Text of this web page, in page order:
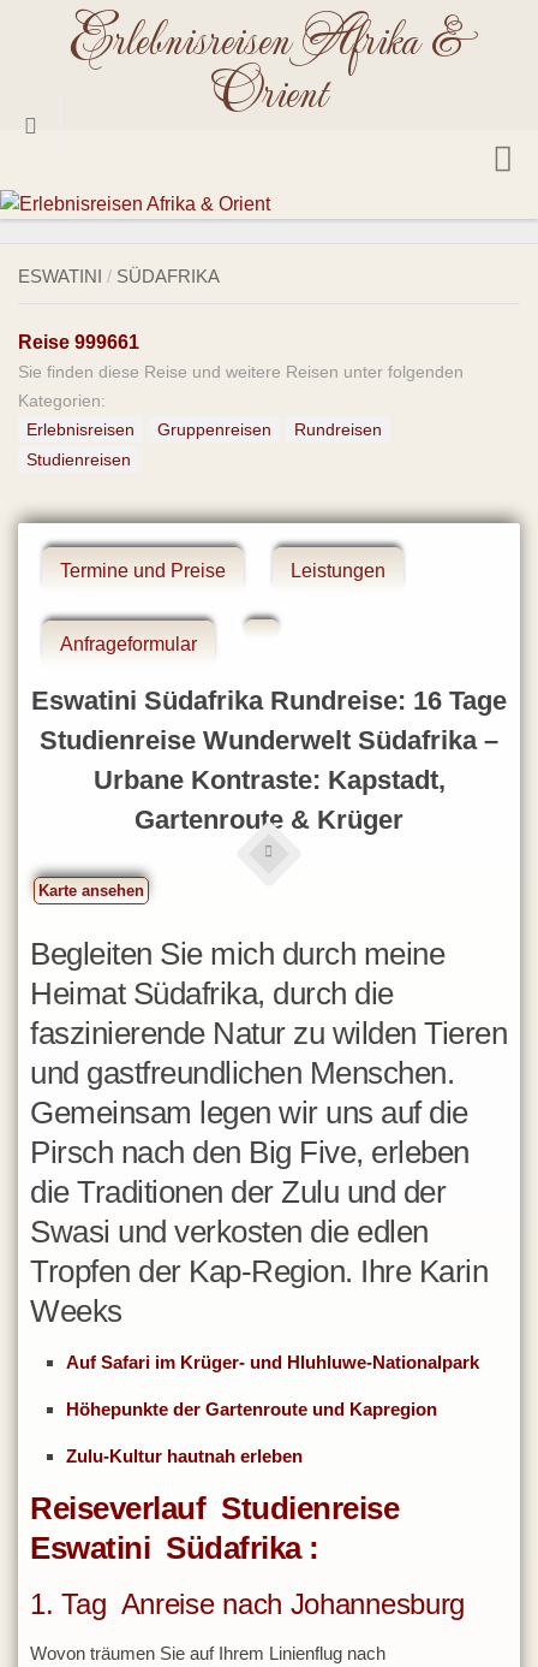
Erlebnisreisen Afrika &
Orient
Startseite
Ägypten
Angola
Äthiopien
Benin
Eswatini
Gambia
Ghana
Israel
Jordanien
Kapverdische Inseln
Lesotho
Madagaskar
Malawi
Marokko
Mauritius
Mosambik
Namibia
Oman
Réunion
Ruanda
Sambia
Simbabwe
Südafrika
Sudan
Swasiland
Togo
Tunesien
ESWATINI / SÜDAFRIKA
Reise 999661
Sie finden diese Reise und weitere Reisen unter folgenden
Kategorien:
Erlebnisreisen
Gruppenreisen
Rundreisen
Studienreisen
Termine und Preise Leistungen
Anfrageformular
Eswatini Südafrika Rundreise: 16 Tage
Studienreise Wunderwelt Südafrika –
Urbane Kontraste: Kapstadt,
Gartenroute & Krüger
Karte ansehen
Begleiten Sie mich durch meine
Heimat Südafrika, durch die
faszinierende Natur zu wilden Tieren
und gastfreundlichen Menschen.
Gemeinsam legen wir uns auf die
Pirsch nach den Big Five, erleben
die Traditionen der Zulu und der
Swasi und verkosten die edlen
Tropfen der Kap-Region. Ihre Karin
Weeks
Auf Safari im Krüger- und Hluhluwe-Nationalpark
Höhepunkte der Gartenroute und Kapregion
Zulu-Kultur hautnah erleben
Reiseverlauf Studienreise
Eswatini Südafrika :
1. Tag Anreise nach Johannesburg
Wovon träumen Sie auf Ihrem Linienflug nach